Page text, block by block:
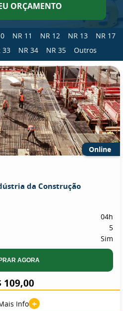
ORÇAMENTO
NR 11 NR 12 NR 13
NR 17
33 NR 34 NR 35 Outros
Online
da Construção
04h
5
Sim
AGORA
109,00
Info +